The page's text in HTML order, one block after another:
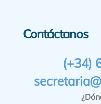
Contáctanos
(+34)